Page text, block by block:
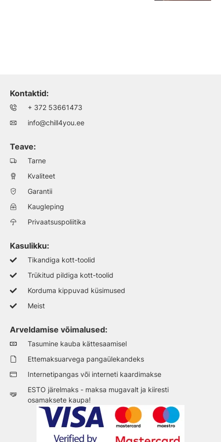
Kontaktid:
+ 372 53661473
info@chill4you.ee
Teave:
Tarne
Kvaliteet
Garantii
Kaugleping
Privaatsuspoliitika
Kasulikku:
Tikandiga kott-toolid
Trükitud pildiga kott-toolid
Korduma kippuvad küsimused
Meist
Arveldamise võimalused:
Tasumine kauba kättesaamisel
Ettemaksuarvega pangaülekandeks
Internetipangas või interneti kaardimakse
ESTO järelmaks - maksa mugavalt ja kiiresti
osamaksete kaupa!